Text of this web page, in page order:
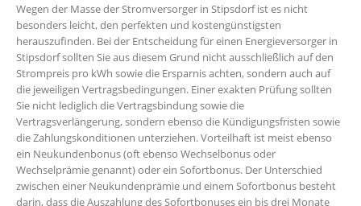
Wegen der Masse der Stromversorger in Stipsdorf ist es nicht
besonders leicht, den perfekten und kostengünstigsten
herauszufinden. Bei der Entscheidung für einen Energieversorger in
Stipsdorf sollten Sie aus diesem Grund nicht ausschließlich auf den
Strompreis pro kWh sowie die Ersparnis achten, sondern auch auf
die jeweiligen Vertragsbedingungen. Einer exakten Prüfung sollten
Sie nicht lediglich die Vertragsbindung sowie die
Vertragsverlängerung, sondern ebenso die Kündigungsfristen sowie
die Zahlungskonditionen unterziehen. Vorteilhaft ist meist ebenso
ein Neukundenbonus (oft ebenso Wechselbonus oder
Wechselprämie genannt) oder ein Sofortbonus. Der Unterschied
zwischen einer Neukundenprämie und einem Sofortbonus besteht
darin, dass die Auszahlung des Sofortbonuses ein bis drei Monate